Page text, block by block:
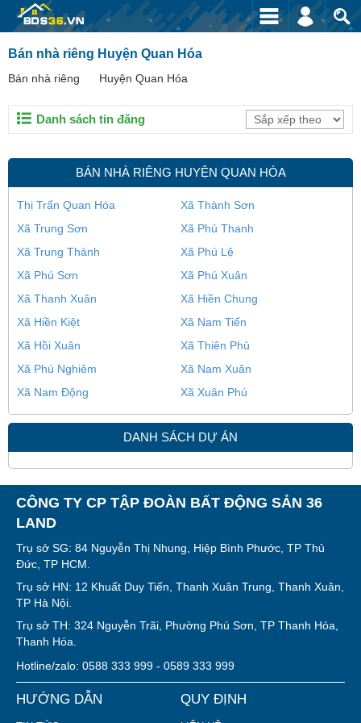
Bán nhà riêng Huyện Quan Hóa
Bán nhà riêng Huyện Quan Hóa
Danh sách tin đăng
BÁN NHÀ RIÊNG HUYỆN QUAN HÓA
Thị Trấn Quan Hóa
Xã Thành Sơn
Xã Trung Sơn
Xã Phú Thanh
Xã Trung Thành
Xã Phú Lệ
Xã Phú Sơn
Xã Phú Xuân
Xã Thanh Xuân
Xã Hiền Chung
Xã Hiền Kiệt
Xã Nam Tiến
Xã Hồi Xuân
Xã Thiên Phủ
Xã Phú Nghiêm
Xã Nam Xuân
Xã Nam Động
Xã Xuân Phú
DANH SÁCH DỰ ÁN
CÔNG TY CP TẬP ĐOÀN BẤT ĐỘNG SẢN 36
LAND
Trụ sở SG: 84 Nguyễn Thị Nhung, Hiệp Bình Phước, TP Thủ
Đức, TP HCM.
Trụ sở HN: 12 Khuất Duy Tiến, Thanh Xuân Trung, Thanh Xuân,
TP Hà Nội.
Trụ sở TH: 324 Nguyễn Trãi, Phường Phú Sơn, TP Thanh Hóa,
Thanh Hóa.
Hotline/zalo: 0588 333 999 - 0589 333 999
HƯỚNG DẪN QUY ĐỊNH